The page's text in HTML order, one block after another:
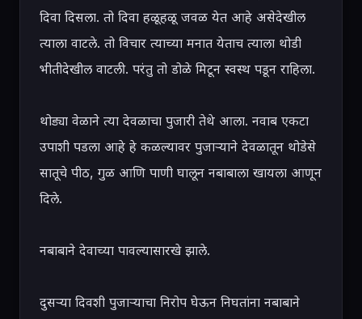
दिवा दिसला. तो दिवा हळूहळू जवळ येत आहे असेदेखील
त्याला वाटले. तो विचार त्याच्या मनात येताच त्याला थोडी
भीतीदेखील वाटली. परंतु तो डोळे मिटून स्वस्थ पडून राहिला.
थोड्या वेळाने त्या देवळाचा पुजारी तेथे आला. नवाब एकटा
उपाशी पडला आहे हे कळल्यावर पुजाऱ्याने देवळातून थोडेसे
सातूचे पीठ, गुळ आणि पाणी घालून नबाबाला खायला आणून
दिले.
नबाबाने देवाच्या पावल्यासारखे झाले.
दुसऱ्या दिवशी पुजाऱ्याचा निरोप घेऊन निघतांना नबाबाने